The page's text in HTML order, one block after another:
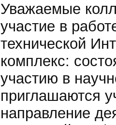
Уважаемые
участие в
технической
комплекс:
участию в
приглашаются
направление